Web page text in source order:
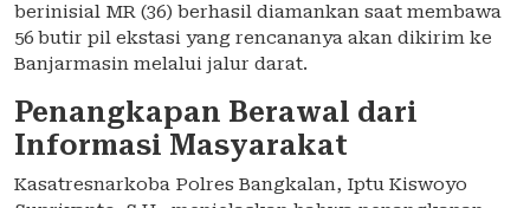
berinisial MR (36) berhasil diamankan saat membawa
56 butir pil ekstasi yang rencananya akan dikirim ke
Banjarmasin melalui jalur darat.
Penangkapan Berawal dari
Informasi Masyarakat
Kasatresnarkoba Polres Bangkalan, Iptu Kiswoyo